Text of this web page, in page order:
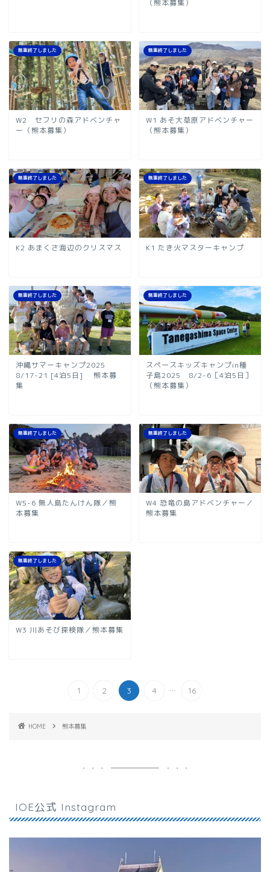
（熊本募集）
無事終了しました
W2 セフリの森アドベンチャ
ー（熊本募集）
無事終了しました
W1 あそ大草原アドベンチャー
（熊本募集）
無事終了しました
K2 あまくさ海辺のクリスマス
無事終了しました
K1 たき火マスターキャンプ
無事終了しました
沖縄サマーキャンプ2025
8/17-21 [4泊5日] 熊本募
集
無事終了しました
スペースキッズキャンプin種
子島2025 8/2-6［4泊5日］
（熊本募集）
無事終了しました
W5-6 無人島たんけん隊／熊
本募集
無事終了しました
W4 恐竜の島アドベンチャー／
熊本募集
無事終了しました
W3 川あそび探検隊／熊本募集
1 2 3 4 ... 16
HOME 熊本募集
IOE公式 Instagram